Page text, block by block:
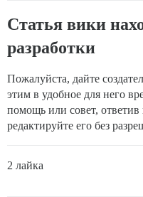
Статья вики
разработки
Пожалуйста, дайте
этим в удобное для него
помощь или совет,
редактируйте его без
2 лайка